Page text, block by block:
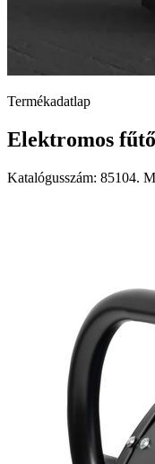
Termékadatlap
Elektromos
Katalógusszám: 85104.